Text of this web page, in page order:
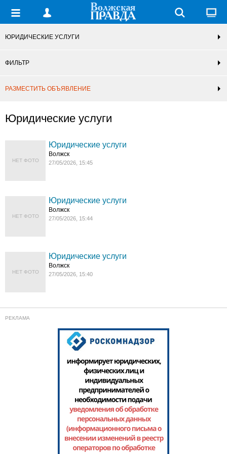
ЮРИДИЧЕСКИЕ УСЛУГИ
ФИЛЬТР
РАЗМЕСТИТЬ ОБЪЯВЛЕНИЕ
Юридические услуги
НЕТ ФОТО
Юридические услуги
Волжск
27/05/2026, 15:45
НЕТ ФОТО
Юридические услуги
Волжск
27/05/2026, 15:44
НЕТ ФОТО
Юридические услуги
Волжск
27/05/2026, 15:40